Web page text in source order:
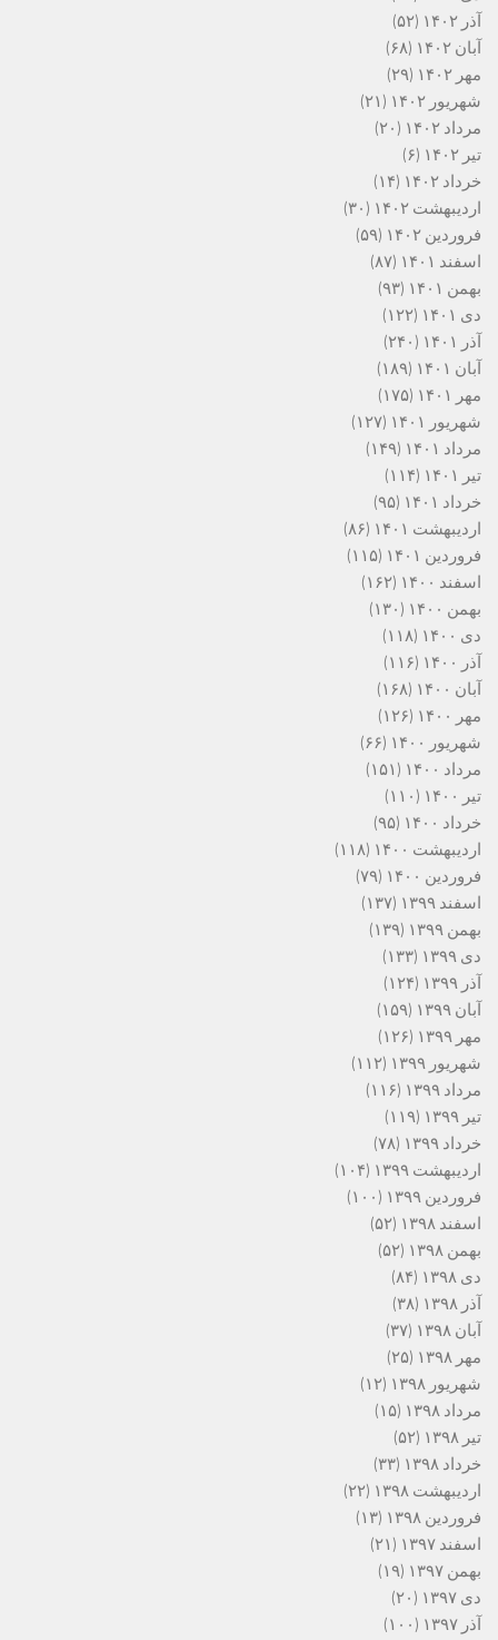
آذر ۱۴۰۲
(۵۲)
آبان ۱۴۰۲
(۶۸)
مهر ۱۴۰۲
(۲۹)
شهریور ۱۴۰۲
(۲۱)
مرداد ۱۴۰۲
(۲۰)
تیر ۱۴۰۲
(۶)
خرداد ۱۴۰۲
(۱۴)
اردیبهشت ۱۴۰۲
(۳۰)
فروردین ۱۴۰۲
(۵۹)
اسفند ۱۴۰۱
(۸۷)
بهمن ۱۴۰۱
(۹۳)
دی ۱۴۰۱
(۱۲۲)
آذر ۱۴۰۱
(۲۴۰)
آبان ۱۴۰۱
(۱۸۹)
مهر ۱۴۰۱
(۱۷۵)
شهریور ۱۴۰۱
(۱۲۷)
مرداد ۱۴۰۱
(۱۴۹)
تیر ۱۴۰۱
(۱۱۴)
خرداد ۱۴۰۱
(۹۵)
اردیبهشت ۱۴۰۱
(۸۶)
فروردین ۱۴۰۱
(۱۱۵)
اسفند ۱۴۰۰
(۱۶۲)
بهمن ۱۴۰۰
(۱۳۰)
دی ۱۴۰۰
(۱۱۸)
آذر ۱۴۰۰
(۱۱۶)
آبان ۱۴۰۰
(۱۶۸)
مهر ۱۴۰۰
(۱۲۶)
شهریور ۱۴۰۰
(۶۶)
مرداد ۱۴۰۰
(۱۵۱)
تیر ۱۴۰۰
(۱۱۰)
خرداد ۱۴۰۰
(۹۵)
اردیبهشت ۱۴۰۰
(۱۱۸)
فروردین ۱۴۰۰
(۷۹)
اسفند ۱۳۹۹
(۱۳۷)
بهمن ۱۳۹۹
(۱۳۹)
دی ۱۳۹۹
(۱۳۳)
آذر ۱۳۹۹
(۱۲۴)
آبان ۱۳۹۹
(۱۵۹)
مهر ۱۳۹۹
(۱۲۶)
شهریور ۱۳۹۹
(۱۱۲)
مرداد ۱۳۹۹
(۱۱۶)
تیر ۱۳۹۹
(۱۱۹)
خرداد ۱۳۹۹
(۷۸)
اردیبهشت ۱۳۹۹
(۱۰۴)
فروردین ۱۳۹۹
(۱۰۰)
اسفند ۱۳۹۸
(۵۲)
بهمن ۱۳۹۸
(۵۲)
دی ۱۳۹۸
(۸۴)
آذر ۱۳۹۸
(۳۸)
آبان ۱۳۹۸
(۳۷)
مهر ۱۳۹۸
(۲۵)
شهریور ۱۳۹۸
(۱۲)
مرداد ۱۳۹۸
(۱۵)
تیر ۱۳۹۸
(۵۲)
خرداد ۱۳۹۸
(۳۳)
اردیبهشت ۱۳۹۸
(۲۲)
فروردین ۱۳۹۸
(۱۳)
اسفند ۱۳۹۷
(۲۱)
بهمن ۱۳۹۷
(۱۹)
دی ۱۳۹۷
(۲۰)
آذر ۱۳۹۷
(۱۰۰)